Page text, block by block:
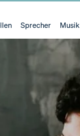
Sprecher Musik